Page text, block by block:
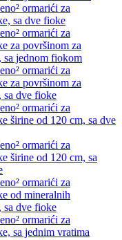
ormarići za
sa dve fioke
ormarići za
za površinom za
sa jednom fiokom
ormarići za
za površinom za
sa dve fioke
ormarići za
širine od 120 cm, sa dve
ormarići za
širine od 120 cm, sa
ormarići za
od mineralnih
sa dve fioke
ormarići za
sa jednim vratima